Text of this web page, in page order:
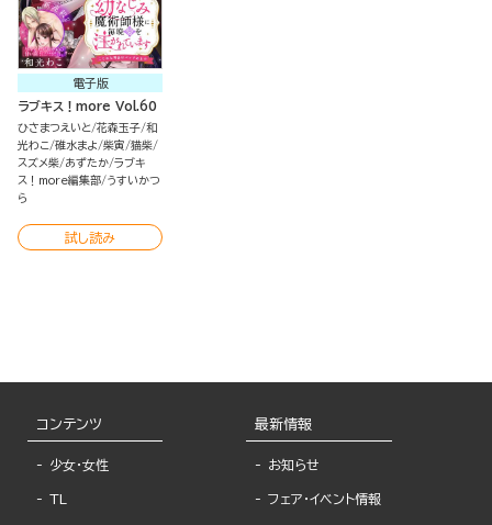
電子版
ラブキス！more Vol.60
ひさまつえいと 花森玉子 和
光わこ 碓水まよ 柴寅 猫柴
スズメ柴 あずたか ラブキ
ス！more編集部 うすいかつ
ら
試し読み
コンテンツ
少女・女性
TL
最新情報
お知らせ
フェア・イベント情報